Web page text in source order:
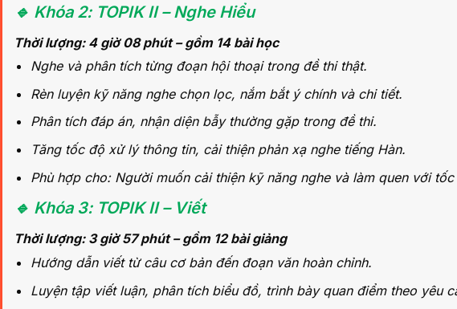
🔹 Khóa 2: TOPIK II – Nghe Hiểu
Thời lượng: 4 giờ 08 phút – gồm 14 bài học
Nghe và phân tích từng đoạn hội thoại trong đề thi thật.
Rèn luyện kỹ năng nghe chọn lọc, nắm bắt ý chính và chi tiết.
Phân tích đáp án, nhận diện bẫy thường gặp trong đề thi.
Tăng tốc độ xử lý thông tin, cải thiện phản xạ nghe tiếng Hàn.
Phù hợp cho: Người muốn cải thiện kỹ năng nghe và làm quen với
🔹 Khóa 3: TOPIK II – Viết
Thời lượng: 3 giờ 57 phút – gồm 12 bài giảng
Hướng dẫn viết từ câu cơ bản đến đoạn văn hoàn chỉnh.
Luyện tập viết luận, phân tích biểu đồ, trình bày quan điểm theo yêu